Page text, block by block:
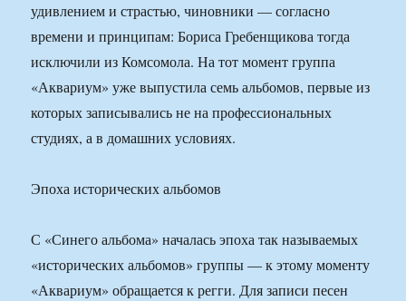
удивлением и страстью, чиновники — согласно
времени и принципам: Бориса Гребенщикова тогда
исключили из Комсомола. На тот момент группа
«Аквариум» уже выпустила семь альбомов, первые из
которых записывались не на профессиональных
студиях, а в домашних условиях.
Эпоха исторических альбомов
С «Синего альбома» началась эпоха так называемых
«исторических альбомов» группы — к этому моменту
«Аквариум» обращается к регги. Для записи песен